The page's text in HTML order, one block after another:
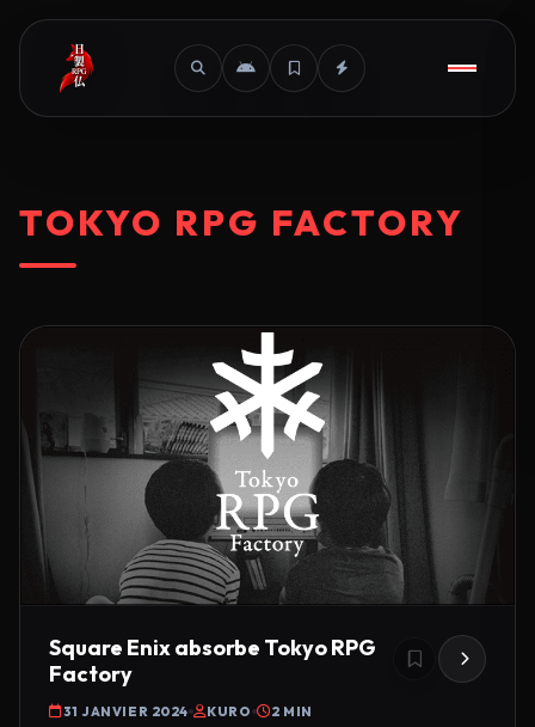
TOKYO RPG FACTORY
Square Enix absorbe Tokyo RPG
Factory
31 JANVIER 2024 KURO 2 MIN